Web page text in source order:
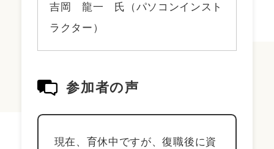
吉岡 龍一 氏（パソコンインスト
ラクター）
参加者の声
現在、育休中ですが、復職後に資